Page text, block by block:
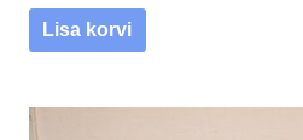
Lisa korvi